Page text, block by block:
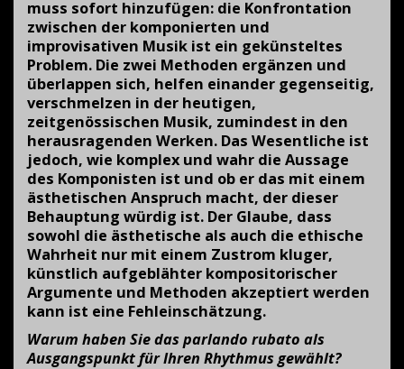
muss sofort hinzufügen: die Konfrontation
zwischen der komponierten und
improvisativen Musik ist ein gekünsteltes
Problem. Die zwei Methoden ergänzen und
überlappen sich, helfen einander gegenseitig,
verschmelzen in der heutigen,
zeitgenössischen Musik, zumindest in den
herausragenden Werken. Das Wesentliche ist
jedoch, wie komplex und wahr die Aussage
des Komponisten ist und ob er das mit einem
ästhetischen Anspruch macht, der dieser
Behauptung würdig ist. Der Glaube, dass
sowohl die ästhetische als auch die ethische
Wahrheit nur mit einem Zustrom kluger,
künstlich aufgeblähter kompositorischer
Argumente und Methoden akzeptiert werden
kann ist eine Fehleinschätzung.
Warum haben Sie das parlando rubato als
Ausgangspunkt für Ihren Rhythmus gewählt?